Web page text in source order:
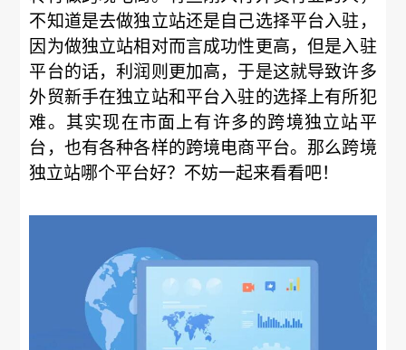
不知道是去做独立站还是自己选择平台入驻，
因为做独立站相对而言成功性更高，但是入驻
平台的话，利润则更加高，于是这就导致许多
外贸新手在独立站和平台入驻的选择上有所犯
难。其实现在市面上有许多的跨境独立站平
台，也有各种各样的跨境电商平台。那么跨境
独立站哪个平台好？不妨一起来看看吧！